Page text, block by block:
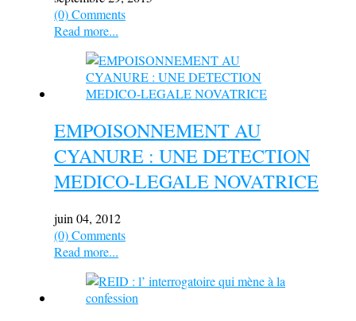
(0) Comments
Read more...
EMPOISONNEMENT AU
CYANURE : UNE DETECTION
MEDICO-LEGALE NOVATRICE
juin 04, 2012
(0) Comments
Read more...